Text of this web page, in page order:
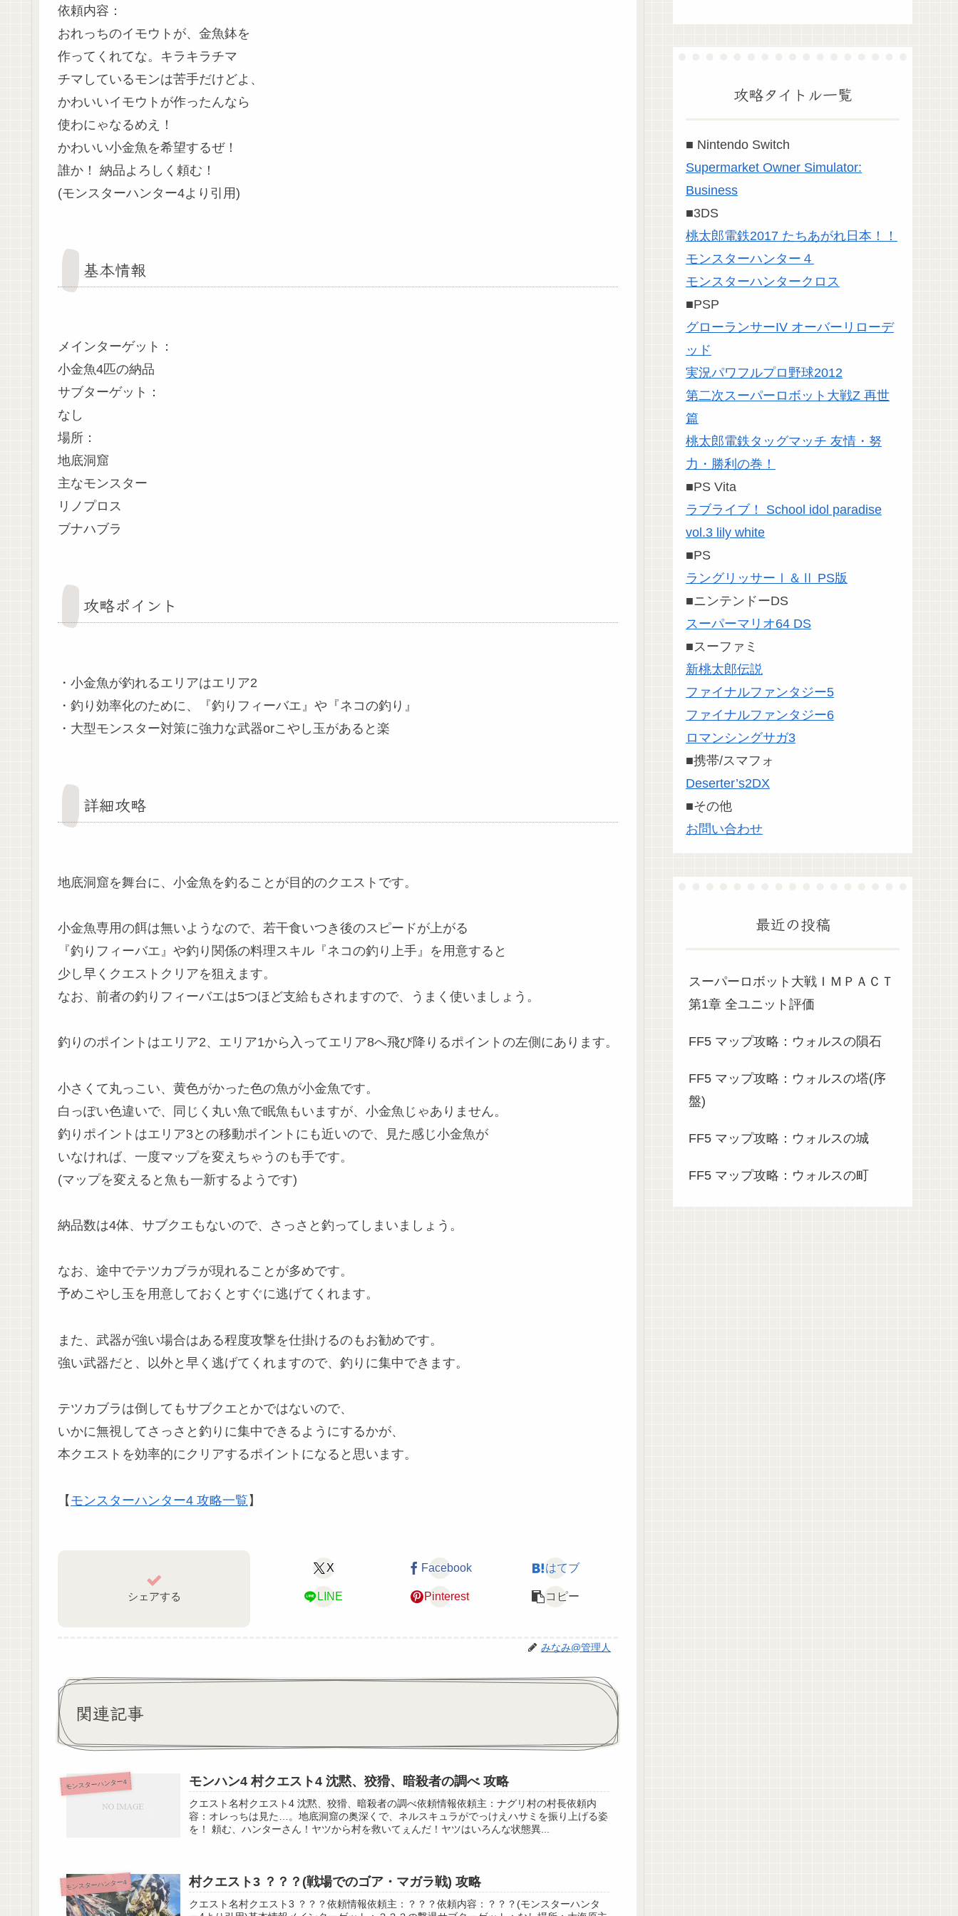
依頼内容：
おれっちのイモウトが、金魚鉢を
作ってくれてな。キラキラチマ
チマしているモンは苦手だけどよ、
かわいいイモウトが作ったんなら
使わにゃなるめえ！
かわいい小金魚を希望するぜ！
誰か！ 納品よろしく頼む！
(モンスターハンター4より引用)
基本情報
メインターゲット：
小金魚4匹の納品
サブターゲット：
なし
場所：
地底洞窟
主なモンスター
リノプロス
ブナハブラ
攻略ポイント
・小金魚が釣れるエリアはエリア2
・釣り効率化のために、『釣りフィーバエ』や『ネコの釣り』
・大型モンスター対策に強力な武器orこやし玉があると楽
詳細攻略
地底洞窟を舞台に、小金魚を釣ることが目的のクエストです。
小金魚専用の餌は無いようなので、若干食いつき後のスピードが上がる
『釣りフィーバエ』や釣り関係の料理スキル『ネコの釣り上手』を用意すると
少し早くクエストクリアを狙えます。
なお、前者の釣りフィーバエは5つほど支給もされますので、うまく使いましょう。
釣りのポイントはエリア2、エリア1から入ってエリア8へ飛び降りるポイントの左側にあります。
小さくて丸っこい、黄色がかった色の魚が小金魚です。
白っぽい色違いで、同じく丸い魚で眠魚もいますが、小金魚じゃありません。
釣りポイントはエリア3との移動ポイントにも近いので、見た感じ小金魚が
いなければ、一度マップを変えちゃうのも手です。
(マップを変えると魚も一新するようです)
納品数は4体、サブクエもないので、さっさと釣ってしまいましょう。
なお、途中でテツカブラが現れることが多めです。
予めこやし玉を用意しておくとすぐに逃げてくれます。
また、武器が強い場合はある程度攻撃を仕掛けるのもお勧めです。
強い武器だと、以外と早く逃げてくれますので、釣りに集中できます。
テツカブラは倒してもサブクエとかではないので、
いかに無視してさっさと釣りに集中できるようにするかが、
本クエストを効率的にクリアするポイントになると思います。
【 モンスターハンター4 攻略一覧 】
シェアする
X Facebook はてブ
LINE Pinterest コピー
みなみ@管理人
関連記事
モンスターハンター4 モンハン4 村クエスト4 沈黙、狡猾、暗殺者の調べ 攻略
クエスト名村クエスト4 沈黙、狡猾、暗殺者の調べ依頼情報依頼主：ナグリ村の村長依頼内
容：オレっちは見た…。地底洞窟の奥深くで、ネルスキュラがでっけえハサミを振り上げる姿
を！ 頼む、ハンターさん！ヤツから村を救いてぇんだ！ヤツはいろんな状態異...
モンスターハンター4 村クエスト3 ？？？(戦場でのゴア・マガラ戦) 攻略
クエスト名村クエスト3 ？？？依頼情報依頼主：？？？依頼内容：？？？(モンスターハンタ
攻略タイトル一覧
■ Nintendo Switch
Supermarket Owner Simulator:
Business
■3DS
桃太郎電鉄2017 たちあがれ日本！！
モンスターハンター４
モンスターハンタークロス
■PSP
グローランサーIV オーバーリローデ
ッド
実況パワフルプロ野球2012
第二次スーパーロボット大戦Z 再世
篇
桃太郎電鉄タッグマッチ 友情・努
力・勝利の巻！
■PS Vita
ラブライブ！ School idol paradise
vol.3 lily white
■PS
ラングリッサーⅠ＆Ⅱ PS版
■ニンテンドーDS
スーパーマリオ64 DS
■スーファミ
新桃太郎伝説
ファイナルファンタジー5
ファイナルファンタジー6
ロマンシングサガ3
■携帯/スマフォ
Deserter’s2DX
■その他
お問い合わせ
最近の投稿
スーパーロボット大戦ＩＭＰＡＣＴ
第1章 全ユニット評価
FF5 マップ攻略：ウォルスの隕石
FF5 マップ攻略：ウォルスの塔(序
盤)
FF5 マップ攻略：ウォルスの城
FF5 マップ攻略：ウォルスの町